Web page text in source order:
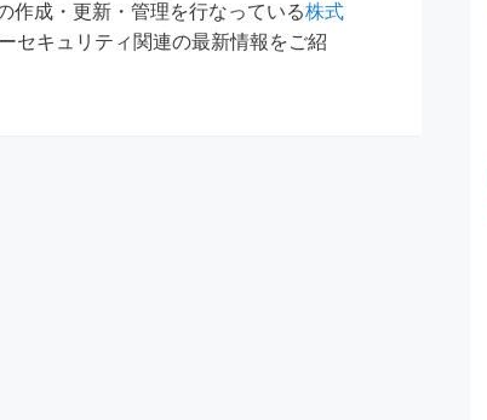
作成・更新・管理を行なっている株式
セキュリティ関連の最新情報をご紹